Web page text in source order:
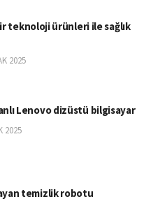
teknoloji ürünleri ile sağlık
2025
Lenovo dizüstü bilgisayar
2025
temizlik robotu